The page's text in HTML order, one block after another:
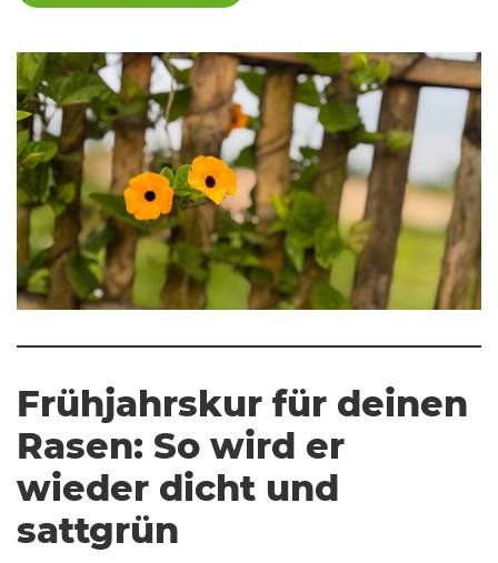
Frühjahrskur für deinen
Rasen: So wird er
wieder dicht und
sattgrün